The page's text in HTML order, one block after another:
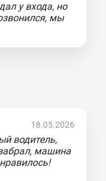
у входа, но
мы
18.05.2026
водитель,
машина